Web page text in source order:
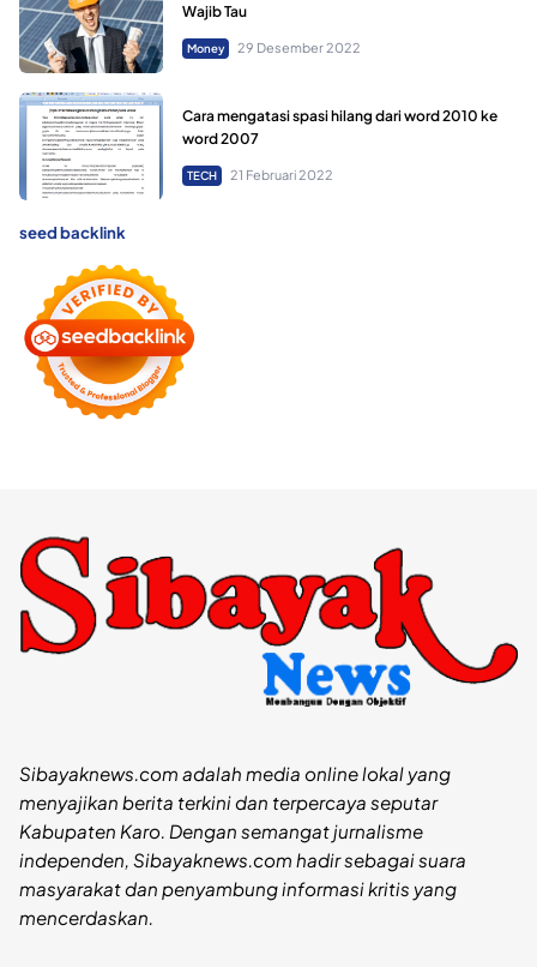
Wajib Tau
Money 29 Desember 2022
Cara mengatasi spasi hilang dari word 2010 ke
word 2007
TECH 21 Februari 2022
seed backlink
Sibayaknews.com adalah media online lokal yang
menyajikan berita terkini dan terpercaya seputar
Kabupaten Karo. Dengan semangat jurnalisme
independen, Sibayaknews.com hadir sebagai suara
masyarakat dan penyambung informasi kritis yang
mencerdaskan.